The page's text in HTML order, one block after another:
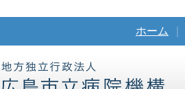
ホーム